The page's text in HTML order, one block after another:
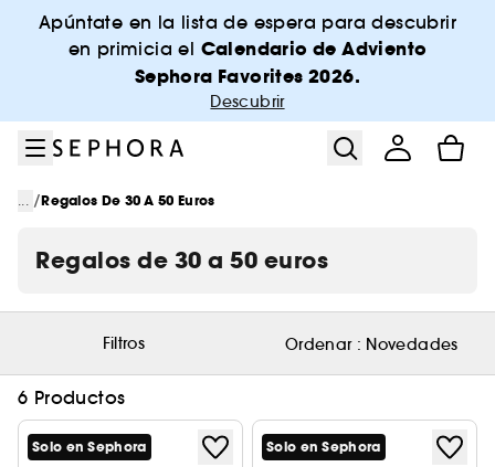
Ir al menú
Ir al contenido principal
Ir al pie de página
Apúntate en la lista de espera para descubrir
en primicia el Calendario de Adviento
Sephora Favorites 2026.
Descubrir
... /Regalos De 30 A 50 Euros
Regalos de 30 a 50 euros
Filtros Ordenar : Novedades
6 Productos
Solo en Sephora Solo en Sephora